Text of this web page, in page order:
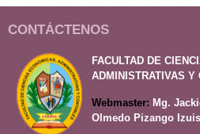
Ciencias Económicas,
Administr...
CONTÁCTENOS
FACULTAD DE
ADMINISTRATIVAS Y
Webmaster: Mg.
Olmedo Pizango